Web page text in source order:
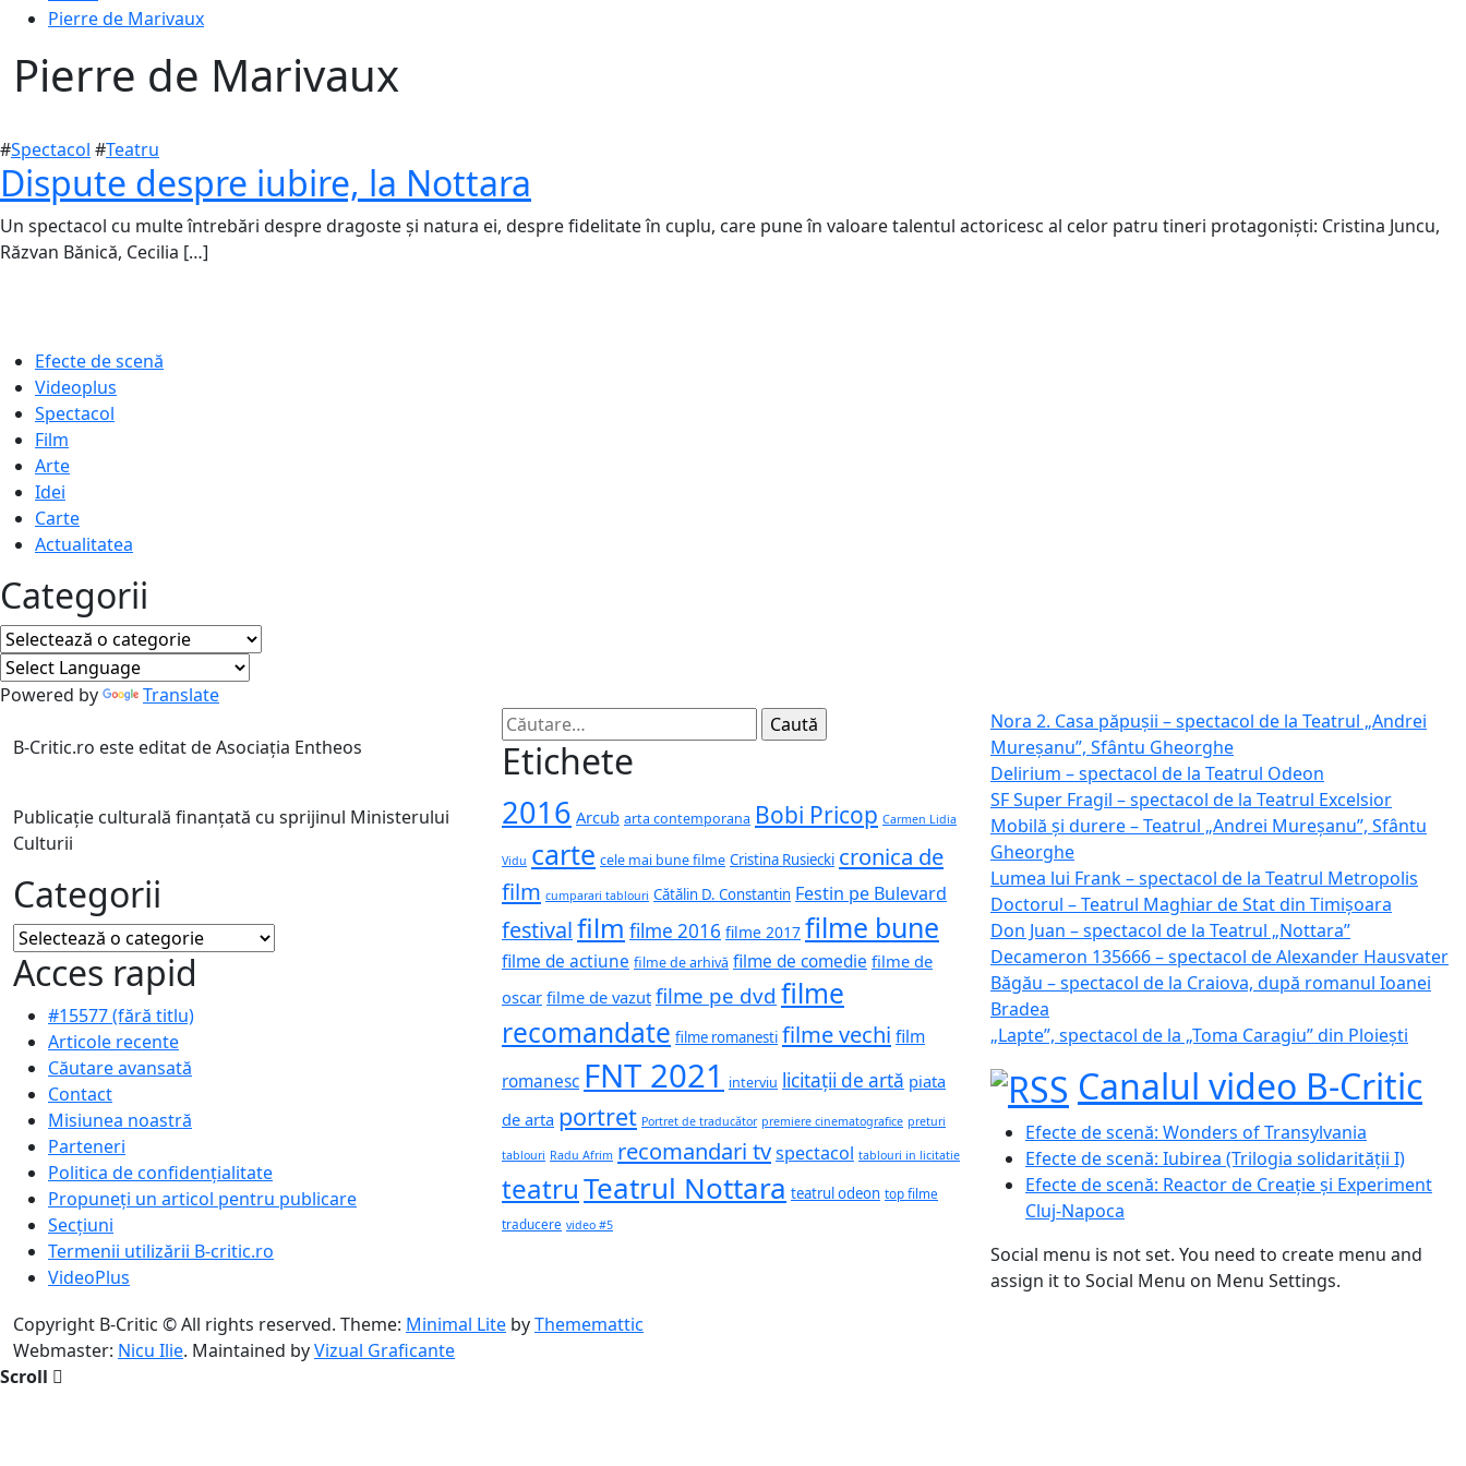
Pierre de Marivaux
Pierre de Marivaux
#Spectacol #Teatru
Dispute despre iubire, la Nottara
19
2018
Un spectacol cu multe întrebări despre dragoste și natura ei, despre fidelitate în cuplu, care pune în valoare talentul actoricesc al celor patru tineri protagoniști: Cristina Juncu,
Răzvan Bănică, Cecilia […]
Efecte de scenă
Videoplus
Spectacol
Film
Arte
Idei
Carte
Actualitatea
Categorii
Categorii
Powered by Translate
B-Critic.ro este editat de Asociația Entheos
Publicație culturală finanțată cu sprijinul Ministerului
Culturii
Categorii
Categorii
Acces rapid
#15577 (fără titlu)
Articole recente
Căutare avansată
Contact
Misiunea noastră
Parteneri
Politica de confidențialitate
Propuneți un articol pentru publicare
Secțiuni
Termenii utilizării B-critic.ro
VideoPlus
Caută
după:
Etichete
2016 Arcub arta contemporana Bobi Pricop Carmen Lidia
Vidu carte cele mai bune filme Cristina Rusiecki cronica de
film cumparari tablouri Cătălin D. Constantin Festin pe Bulevard
festivalfilm filme 2016 filme 2017 filme bune
filme de actiune filme de arhivă filme de comedie filme de
oscar filme de vazut filme pe dvd filme
recomandate filme romanesti filme vechi film
romanesc FNT 2021 interviu licitații de artă piata
de arta portret Portret de traducător premiere cinematografice preturi
tablouri Radu Afrim recomandari tvspectacol tablouri in licitatie
teatruTeatrul Nottara teatrul odeon top filme
traducere video #5
Nora 2. Casa păpușii – spectacol de la Teatrul „Andrei
Mureșanu”, Sfântu Gheorghe
Delirium – spectacol de la Teatrul Odeon
SF Super Fragil – spectacol de la Teatrul Excelsior
Mobilă și durere – Teatrul „Andrei Mureșanu”, Sfântu
Gheorghe
Lumea lui Frank – spectacol de la Teatrul Metropolis
Doctorul – Teatrul Maghiar de Stat din Timișoara
Don Juan – spectacol de la Teatrul „Nottara”
Decameron 135666 – spectacol de Alexander Hausvater
Băgău – spectacol de la Craiova, după romanul Ioanei
Bradea
„Lapte”, spectacol de la „Toma Caragiu” din Ploiești
Canalul video B-Critic
Efecte de scenă: Wonders of Transylvania
Efecte de scenă: Iubirea (Trilogia solidarității I)
Efecte de scenă: Reactor de Creație și Experiment
Cluj-Napoca
Social menu is not set. You need to create menu and
assign it to Social Menu on Menu Settings.
Copyright B-Critic © All rights reserved. Theme: Minimal Lite byThememattic
Webmaster: Nicu Ilie. Maintained byVizual Graficante
Scroll